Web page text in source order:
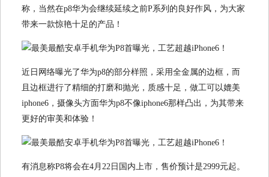
称，当然在p8华为会继续延续之前P系列的良好作风，为大家
带来一款惊艳十足的产品！
近日网络曝光了华为p8的部分样照，采用全金属的边框，而
且边框进行了精细的打磨和抛光，质感十足，做工可以媲美
iphone6，摄像头方面华为p8不像iphone6那样凸出，为其带来
更好的审美和体验！
有消息称P8将会在4月22日国内上市，售价预计是2999元起。